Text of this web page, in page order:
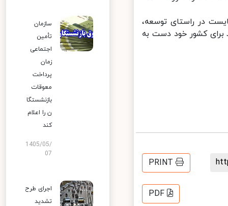
در راستای توسعه،
کشور خود دست به
PRINT
PDF
سازمان
تأمین
اجتماعی
زمان
پرداخت
معوقات
بازنشستگا
ن را اعلام
کند
1405/05/
07
اجرای طرح
تشدید